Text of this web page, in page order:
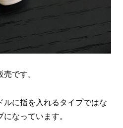
です。
ルに指を入れるタイプではな
なっています。